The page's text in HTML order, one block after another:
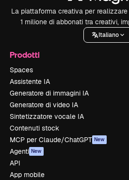
La piattaforma creativa per
1 milione di abbonati tra creativi,
Italiano
Prodotti
Spaces
Assistente IA
Generatore di immagini IA
Generatore di video IA
Sintetizzatore vocale IA
Contenuti stock
MCP per Claude/ChatGPT New
Agenti New
API
App mobile